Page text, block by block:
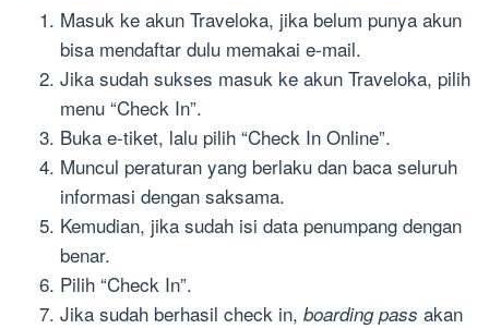
Masuk ke akun Traveloka, jika belum punya akun
bisa mendaftar dulu memakai e-mail.
Jika sudah sukses masuk ke akun Traveloka, pilih
menu “Check In”.
Buka e-tiket, lalu pilih “Check In Online”.
Muncul peraturan yang berlaku dan baca seluruh
informasi dengan saksama.
Kemudian, jika sudah isi data penumpang dengan
benar.
Pilih “Check In”.
Jika sudah berhasil check in, boarding pass akan